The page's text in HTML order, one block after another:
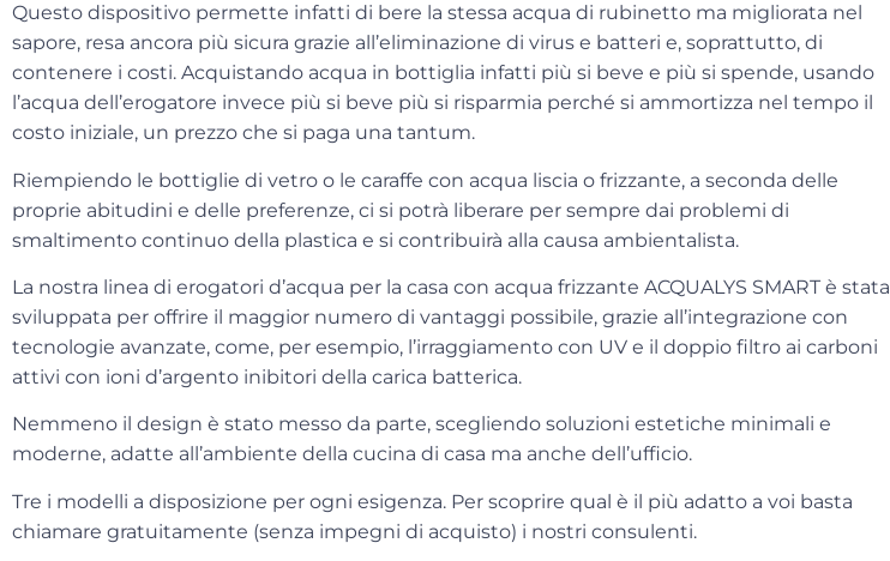
Questo dispositivo permette infatti di bere la stessa acqua di rubinetto ma migliorata nel
sapore, resa ancora più sicura grazie all’eliminazione di virus e batteri e, soprattutto, di
contenere i costi. Acquistando acqua in bottiglia infatti più si beve e più si spende, usando
l’acqua dell’erogatore invece più si beve più si risparmia perché si ammortizza nel tempo il
costo iniziale, un prezzo che si paga una tantum.
Riempiendo le bottiglie di vetro o le caraffe con acqua liscia o frizzante, a seconda delle
proprie abitudini e delle preferenze, ci si potrà liberare per sempre dai problemi di
smaltimento continuo della plastica e si contribuirà alla causa ambientalista.
La nostra linea di erogatori d’acqua per la casa con acqua frizzante ACQUALYS SMART è stata
sviluppata per offrire il maggior numero di vantaggi possibile, grazie all’integrazione con
tecnologie avanzate, come, per esempio, l’irraggiamento con UV e il doppio filtro ai carboni
attivi con ioni d’argento inibitori della carica batterica.
Nemmeno il design è stato messo da parte, scegliendo soluzioni estetiche minimali e
moderne, adatte all’ambiente della cucina di casa ma anche dell’ufficio.
Tre i modelli a disposizione per ogni esigenza. Per scoprire qual è il più adatto a voi basta
chiamare gratuitamente (senza impegni di acquisto) i nostri consulenti.